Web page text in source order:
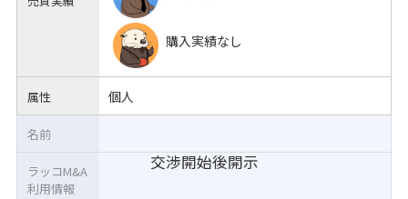
購入実績なし
属性 個人
交渉開始後開示
名前
ラッコM&A
利用情報